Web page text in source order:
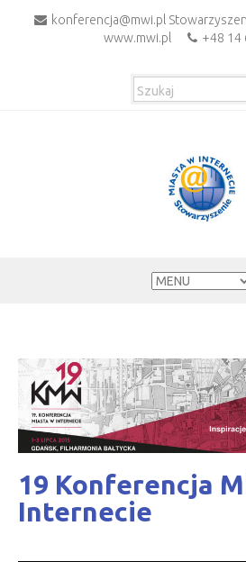
konferencja@mwi.pl
www.mwi.pl
+48 14
19 Konferencja
Internecie